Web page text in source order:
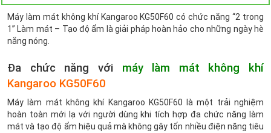
Máy làm mát không khí Kangaroo KG50F60 có chức năng “2 trong
1” Làm mát – Tạo độ ẩm là giải pháp hoàn hảo cho những ngày hè
nắng nóng.
Đa chức năng với máy làm mát không khí
Kangaroo KG50F60
Máy làm mát không khí Kangaroo KG50F60 là một trải nghiệm
hoàn toàn mới lạ với người dùng khi tích hợp đa chức năng làm
mát và tạo độ ẩm hiệu quả mà không gây tốn nhiều điện năng tiêu